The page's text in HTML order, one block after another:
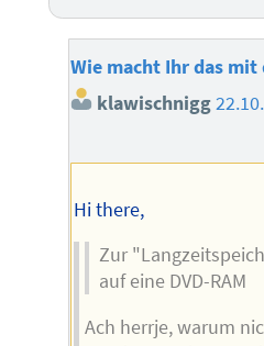
Wie macht Ihr das mit
klawischnigg
Hi there,
Zur
auf eine DVD-RAM
Ach herrje, warum